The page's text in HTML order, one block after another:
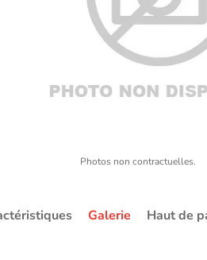
Photos non contractuelles.
Galerie Haut de